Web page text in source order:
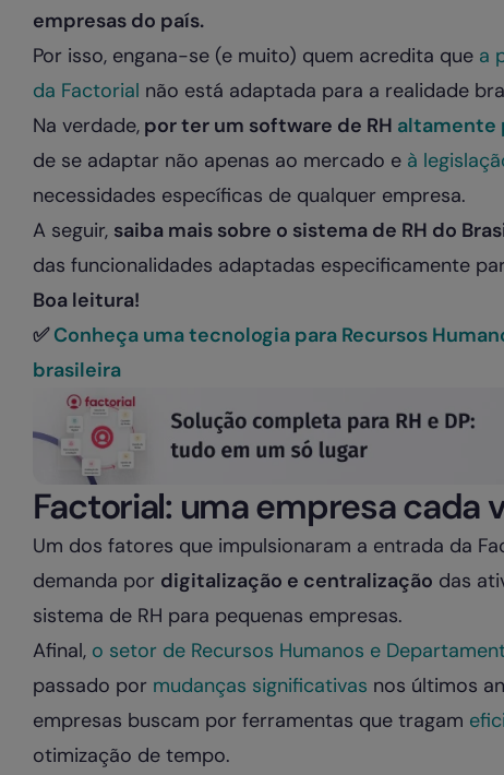
empresas do país.
Por isso, engana-se (e muito) quem acredita que a
da Factorial não está adaptada para a realidade
Na verdade,por ter um software de RH altamente
de se adaptar não apenas ao mercado e à
necessidades específicas de qualquer empresa.
A seguir, saiba mais sobre o sistema de RH do
das funcionalidades adaptadas especificamente
Boa leitura!
✅Conheça uma tecnologia para Recursos
brasileira
Factorial: uma empresa cada
Um dos fatores que impulsionaram a entrada da
demanda por digitalização e centralização das
sistema de RH para pequenas empresas.
Afinal, o setor de Recursos Humanos e
passado por mudanças significativas nos últimos
empresas buscam por ferramentas que tragam
otimização de tempo.